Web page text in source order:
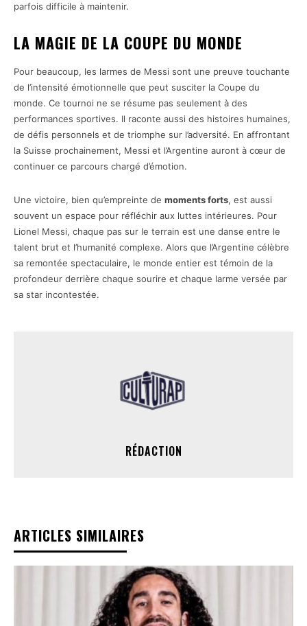
parfois difficile à maintenir.
LA MAGIE DE LA COUPE DU MONDE
Pour beaucoup, les larmes de Messi sont une preuve touchante
de l’intensité émotionnelle que peut susciter la Coupe du
monde. Ce tournoi ne se résume pas seulement à des
performances sportives. Il raconte aussi des histoires humaines,
de défis personnels et de triomphe sur l’adversité. En affrontant
la Suisse prochainement, Messi et l’Argentine auront à cœur de
continuer ce parcours chargé d’émotion.
Une victoire, bien qu’empreinte de moments forts, est aussi
souvent un espace pour réfléchir aux luttes intérieures. Pour
Lionel Messi, chaque pas sur le terrain est une danse entre le
talent brut et l’humanité complexe. Alors que l’Argentine célèbre
sa remontée spectaculaire, le monde entier est témoin de la
profondeur derrière chaque sourire et chaque larme versée par
sa star incontestée.
RÉDACTION
ARTICLES SIMILAIRES